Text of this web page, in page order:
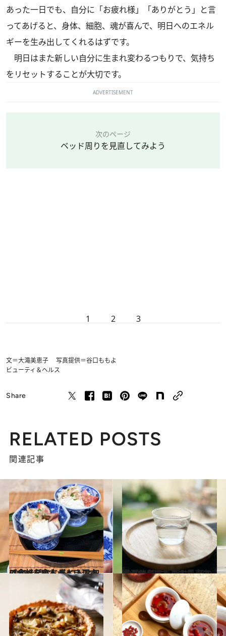
あった一日でも、自分に「お疲れ様」「ありがとう」と言
ってあげると、身体、細胞、魂が喜んで、明日へのエネル
ギーを生み出してくれるはずです。
明日はまた新しい自分に生まれ変わるつもりで、気持ち
をリセットすることが大切です。
ADVERTISEMENT
次のページ
ベッド周りを見直してみよう
1 2 3
文＝大滝美恵子 写真提供＝谷口ももよ
ビューティ＆ヘルス
Share
RELATED POSTS
関連記事
2023.11.15
【#1を読む】冬にトマトは食べない方がよい？ 旬の食材を食べるべき理由
ビューティ＆ヘルス 2023.11.15
【#2を読む】朝は一杯の白湯からはじめよう。白湯が体にもたらす恩恵とは？
ビューティ＆ヘルス